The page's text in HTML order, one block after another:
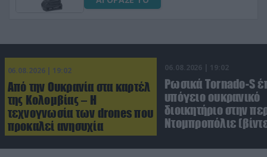
06.08.2026 | 19:02
Από την Ουκρανία στα καρτέλ
της Κολομβίας – Η
τεχνογνωσία των drones που
προκαλεί ανησυχία
06.08.2026 | 19:02
Ρωσικά Tornado-S
υπόγειο ουκρανικό
διοικητήριο στην
Ντομπροπόλιε